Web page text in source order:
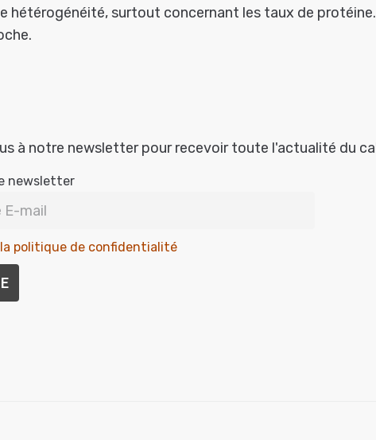
hétérogénéité, surtout concernant les taux de
à notre newsletter pour recevoir toute l'actualité du
newsletter
politique de confidentialité